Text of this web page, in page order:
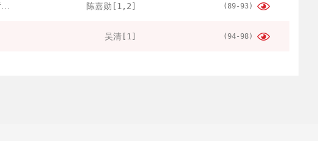
纺织品检测实验室开展高质量科普教育的探索——以中国广州分析测试中心汕头实验室为例 陈嘉勋[1,2] (89-93)
吴清[1] (94-98)